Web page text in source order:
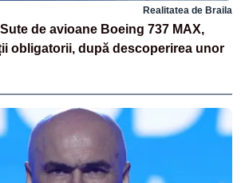
Realitatea de Braila
de avioane Boeing 737 MAX,
obligatorii, după descoperirea unor